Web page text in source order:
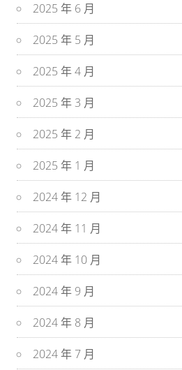
2025 年 6 月
2025 年 5 月
2025 年 4 月
2025 年 3 月
2025 年 2 月
2025 年 1 月
2024 年 12 月
2024 年 11 月
2024 年 10 月
2024 年 9 月
2024 年 8 月
2024 年 7 月